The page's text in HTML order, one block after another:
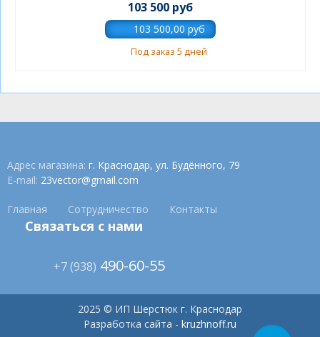
103 500 руб
Под заказ 5 дней
Адрес магазина: г. Краснодар, ул. Будённого, 79
E-mail: 23vector@gmail.com
Главная Сотрудничество Контакты
Связаться с нами
+7 (938) 490-60-55
2025 © ИП Шерстюк г. Краснодар
Разработка сайта - kruzhnoff.ru